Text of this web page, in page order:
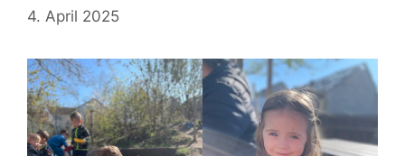
4. April 2025